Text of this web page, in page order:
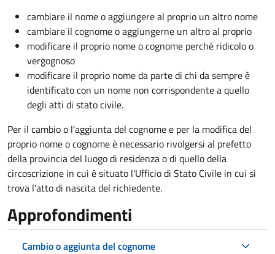
cambiare il nome o aggiungere al proprio un altro nome
cambiare il cognome o aggiungerne un altro al proprio
modificare il proprio nome o cognome perché ridicolo o
vergognoso
modificare il proprio nome da parte di chi da sempre è
identificato con un nome non corrispondente a quello
degli atti di stato civile.
Per il cambio o l'aggiunta del cognome e per la modifica del
proprio nome o cognome è necessario rivolgersi al prefetto
della provincia del luogo di residenza o di quello della
circoscrizione in cui è situato l'Ufficio di Stato Civile in cui si
trova l'atto di nascita del richiedente.
Approfondimenti
Cambio o aggiunta del cognome